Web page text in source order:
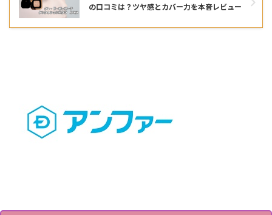
の口コミは？ツヤ感とカバー力を本音レビュー